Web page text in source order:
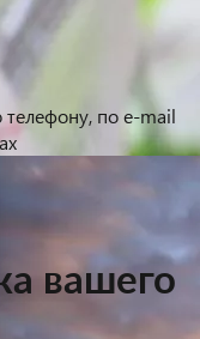
по e-mail
вашего